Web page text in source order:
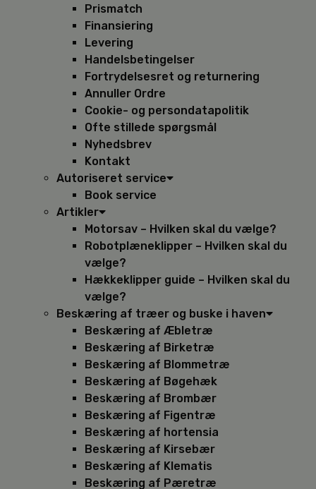
Prismatch
Finansiering
Levering
Handelsbetingelser
Fortrydelsesret og returnering
Annuller Ordre
Cookie- og persondatapolitik
Ofte stillede spørgsmål
Nyhedsbrev
Kontakt
Autoriseret service
Book service
Artikler
Motorsav – Hvilken skal du vælge?
Robotplæneklipper – Hvilken skal du
vælge?
Hækkeklipper guide – Hvilken skal du
vælge?
Beskæring af træer og buske i haven
Beskæring af Æbletræ
Beskæring af Birketræ
Beskæring af Blommetræ
Beskæring af Bøgehæk
Beskæring af Brombær
Beskæring af Figentræ
Beskæring af hortensia
Beskæring af Kirsebær
Beskæring af Klematis
Beskæring af Pæretræ